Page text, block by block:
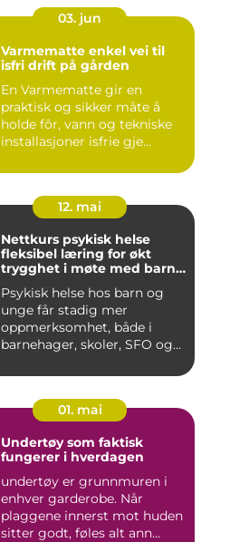
03. jun
Varmematte enkel vei til
isfri drift på gården
En Varmematte gir en
praktisk og sikker måte å
holde fôr, vann og tekniske
installasjoner isfrie gje...
12. mai
Nettkurs psykisk helse
fleksibel læring for økt
trygghet i møte med barn
Psykisk helse hos barn og
unge får stadig mer
oppmerksomhet, både i
barnehager, skoler, SFO og
01. mai
Undertøy som faktisk
fungerer i hverdagen
undertøy er grunnmuren i
enhver garderobe. Når
plaggene innerst mot huden
sitter godt, føles alt ann...